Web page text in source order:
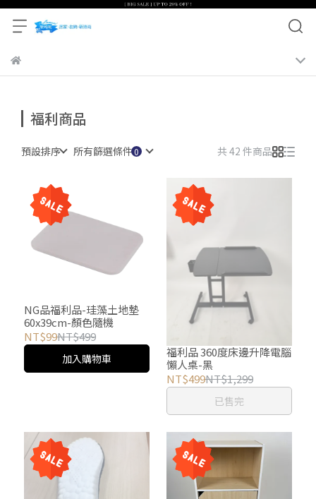
福利商品
預設排序 所有篩選條件 共 42 件商品
NG品福利品-珪藻土地墊
60x39cm-顏色隨機
NT$99NT$499
加入購物車
福利品 360度床邊升降電腦
懶人桌-黑
NT$499NT$1,299
已售完